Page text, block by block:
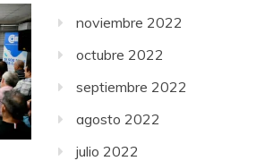
noviembre 2022
octubre 2022
septiembre 2022
agosto 2022
julio 2022